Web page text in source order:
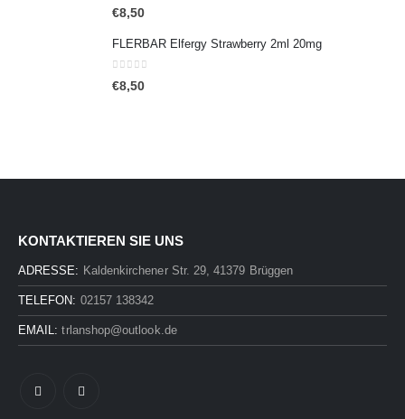
0out of 5
€8,50
FLERBAR Elfergy Strawberry 2ml 20mg
0out of 5
€8,50
KONTAKTIEREN SIE UNS
ADRESSE: Kaldenkirchener Str. 29, 41379 Brüggen
TELEFON: 02157 138342
EMAIL: trlanshop@outlook.de